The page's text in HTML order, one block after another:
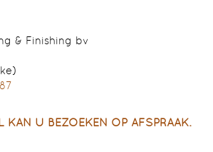
& Finishing bv
KAN U BEZOEKEN OP AFSPRAAK.